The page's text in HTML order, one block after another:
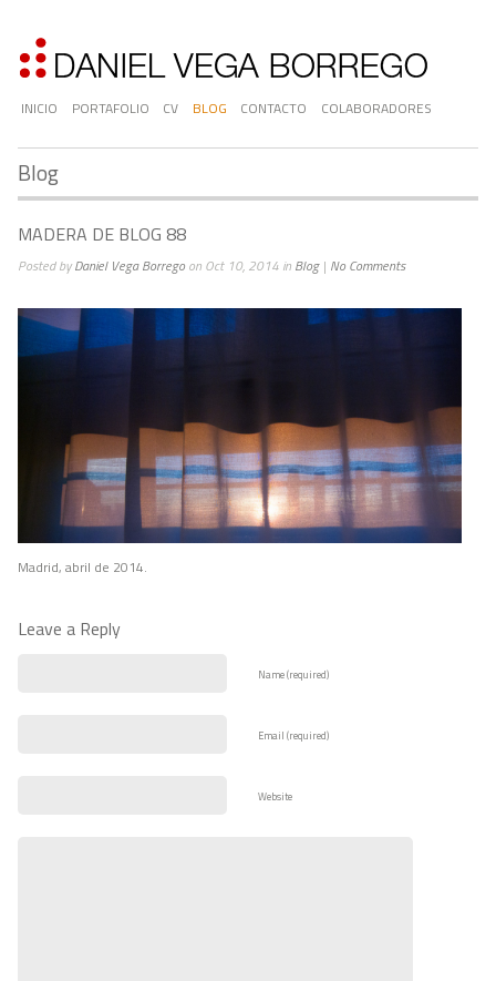
INICIO PORTAFOLIO CV BLOG CONTACTO COLABORADORES
Blog
MADERA DE BLOG 88
Posted byDaniel Vega Borrego on Oct 10, 2014 in Blog| No Comments
Madrid, abril de 2014.
Leave a Reply
Name (required)
Email (required)
Website